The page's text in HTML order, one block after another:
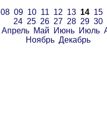
08 09 10 11 12 13 14 15
24 25 26 27 28 29 30
Апрель Май Июнь Июль
Ноябрь Декабрь